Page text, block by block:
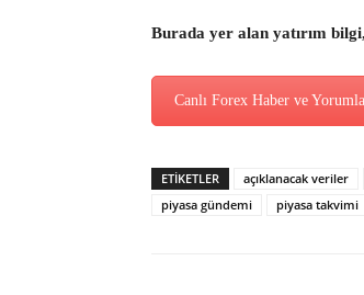
Burada yer alan yatırım
Canlı Forex Haber ve
ETİKETLER açıklanacak veriler
piyasa gündemi
piyasa takvimi